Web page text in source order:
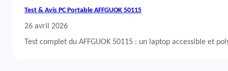
Test & Avis PC Portable AFFGUOK 50115
26 avril 2026
Test complet du AFFGUOK 50115 : un laptop accessible